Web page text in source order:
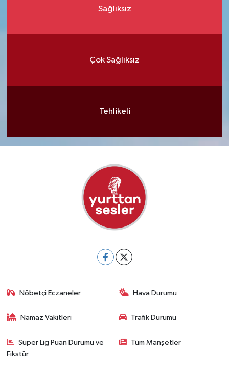
Sağlıksız
Çok Sağlıksız
Tehlikeli
Nöbetçi Eczaneler Hava Durumu
Namaz Vakitleri Trafik Durumu
Süper Lig Puan Durumu ve
Fikstür
Tüm Manşetler